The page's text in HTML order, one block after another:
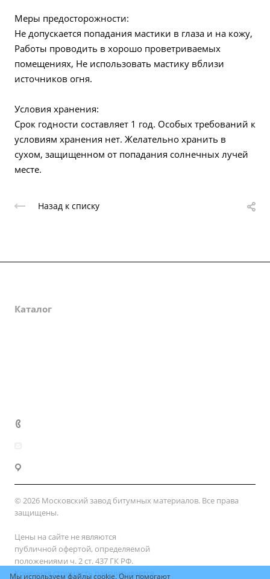
Меры предосторожности:
Не допускается попадания мастики в глаза и на кожу,
Работы проводить в хорошо проветриваемых
помещениях, Не использовать мастику вблизи
источников огня.
Условия хранения:
Срок годности составляет 1 год. Особых требований к
условиям хранения нет. Желательно хранить в
сухом, защищенном от попадания солнечных лучей
месте.
Назад к списку
Каталог
© 2026 Московский завод битумных материалов. Все права
защищены.
Цены на сайте не являются
публичной офертой, определяемой
положениями ч. 2 ст. 437 ГК РФ.
Конечная стоимость рассчитывается
Мы используем файлы cookie. Они помогают